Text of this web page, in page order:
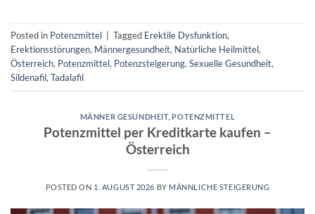
Posted in Potenzmittel Tagged Erektile Dysfunktion,
Erektionsstörungen, Männergesundheit, Natürliche Heilmittel,
Österreich, Potenzmittel, Potenzsteigerung,Sexuelle Gesundheit,
Sildenafil,Tadalafil
MÄNNER GESUNDHEIT, POTENZMITTEL
Potenzmittel per Kreditkarte kaufen –
Österreich
POSTED ON 1. AUGUST 2026 BY MÄNNLICHE STEIGERUNG